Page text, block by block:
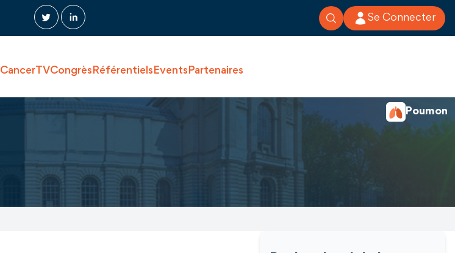
Se Connecter
CancerTVCongrèsRéférentielsEventsPartenaires
Poumon